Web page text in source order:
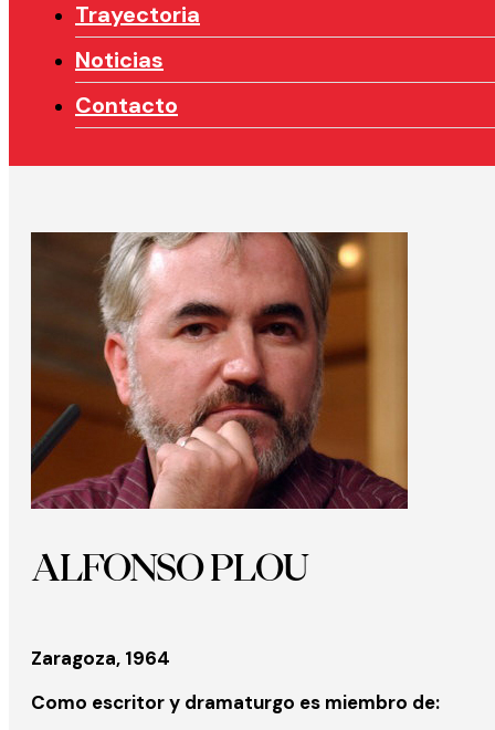
Trayectoria
Noticias
Contacto
ALFONSO PLOU
Zaragoza, 1964
Como escritor y dramaturgo es miembro de: